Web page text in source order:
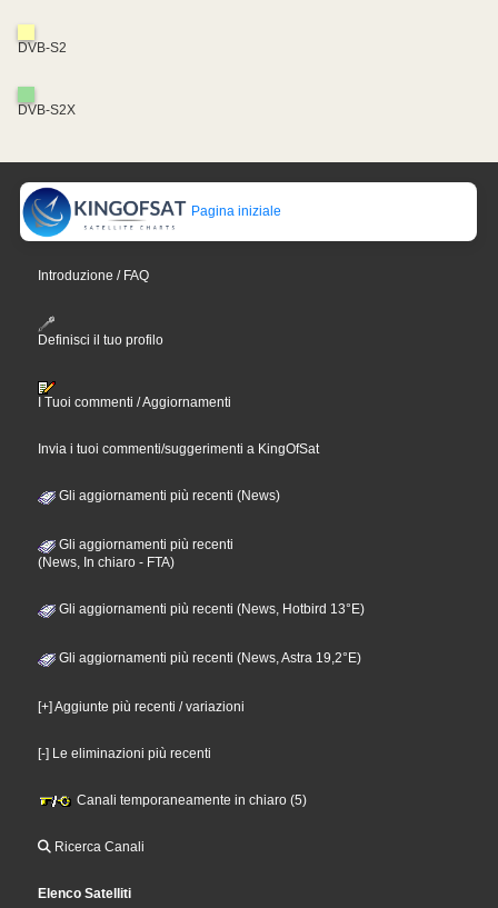
DVB-S2
DVB-S2X
Pagina iniziale
Introduzione / FAQ
Definisci il tuo profilo
I Tuoi commenti / Aggiornamenti
Invia i tuoi commenti/suggerimenti a KingOfSat
Gli aggiornamenti più recenti (News)
Gli aggiornamenti più recenti
(News, In chiaro - FTA)
Gli aggiornamenti più recenti (News, Hotbird 13°E)
Gli aggiornamenti più recenti (News, Astra 19,2°E)
[+] Aggiunte più recenti / variazioni
[-] Le eliminazioni più recenti
Canali temporaneamente in chiaro (5)
Ricerca Canali
Elenco Satelliti